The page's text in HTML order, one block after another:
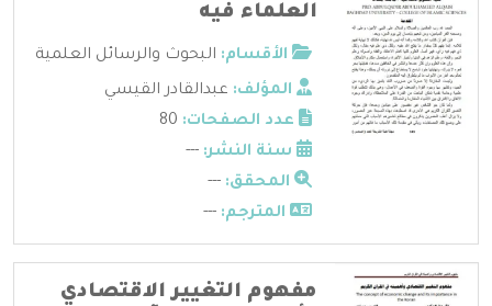
العلماء فيه
الأقسام: البحوث والرسائل العلمية
المؤلف: عبدالقادر القيسي
عدد الصفحات:
سنة النشر: ---
المحقق: ---
المترجم: ---
مفهوم التغيير الاقتصادي